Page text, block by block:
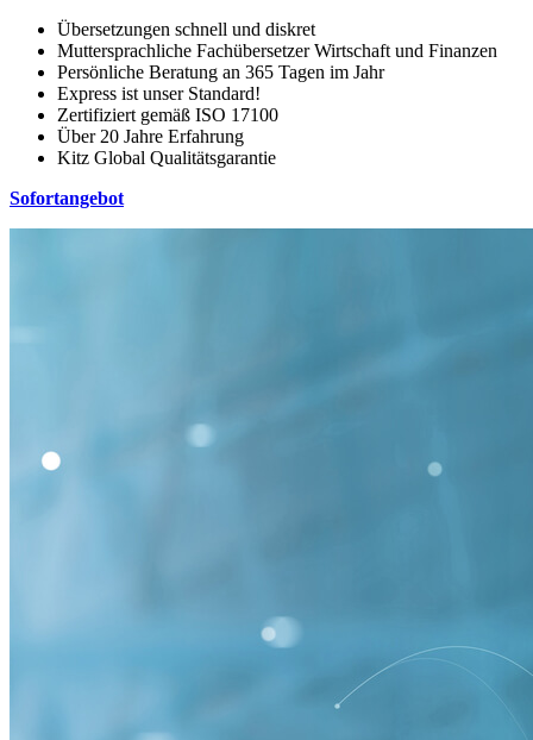
Übersetzungen schnell und diskret
Muttersprachliche Fachübersetzer Wirtschaft und Finanzen
Persönliche Beratung an 365 Tagen im Jahr
Express ist unser Standard!
Zertifiziert gemäß ISO 17100
Über 20 Jahre Erfahrung
Kitz Global Qualitätsgarantie
Sofortangebot